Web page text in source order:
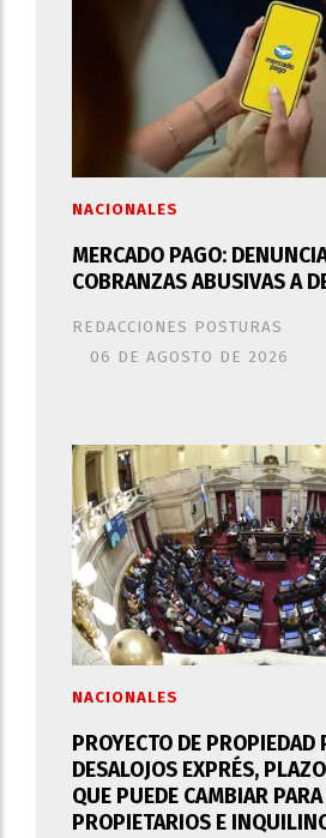
MERCADO PAGO:
COBRANZAS ABUSIVAS A
REDACCIONES POSTURAS
NACIONALES
06 DE AGOSTO DE 2026
PROYECTO DE PROPIEDAD
DESALOJOS EXPRÉS,
QUE PUEDE CAMBIAR PARA
PROPIETARIOS E
NACIONALES